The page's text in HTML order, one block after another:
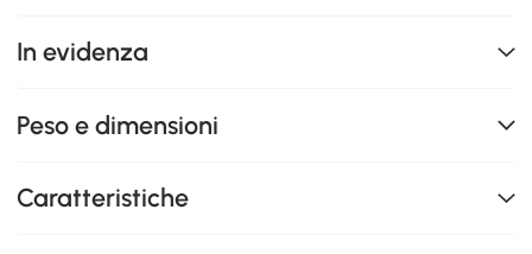
In evidenza
Peso e dimensioni
Caratteristiche